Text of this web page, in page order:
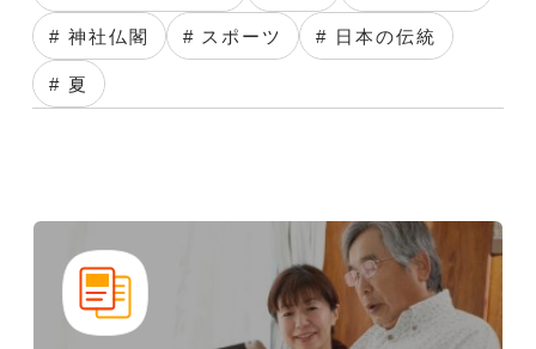
# 神社仏閣 # スポーツ # 日本の伝統
# 夏